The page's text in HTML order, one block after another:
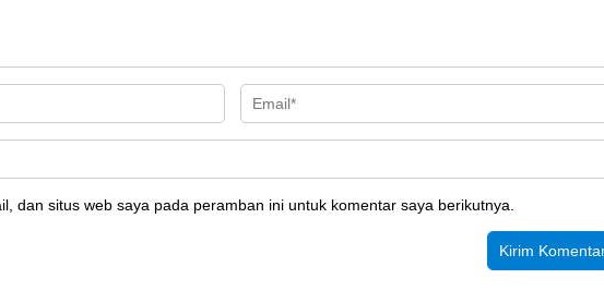
dan situs web saya pada peramban ini untuk komentar saya berikutnya.